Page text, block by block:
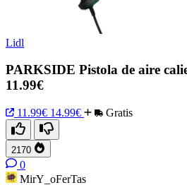
Lidl
PARKSIDE Pistola de aire
11.99€
11.99€ 14.99€ Gratis
2170
0
MirY_oFerTas